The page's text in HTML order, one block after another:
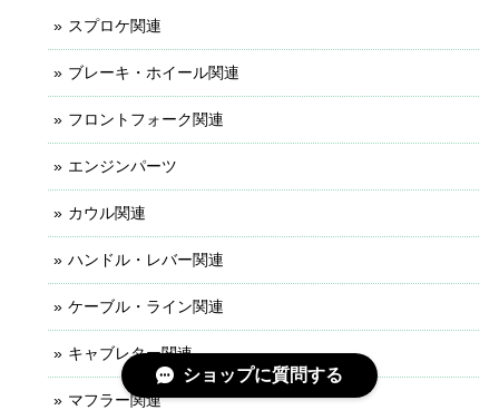
スプロケ関連
ブレーキ・ホイール関連
フロントフォーク関連
エンジンパーツ
カウル関連
ハンドル・レバー関連
ケーブル・ライン関連
キャブレター関連
マフラー関連
ショップに質問する